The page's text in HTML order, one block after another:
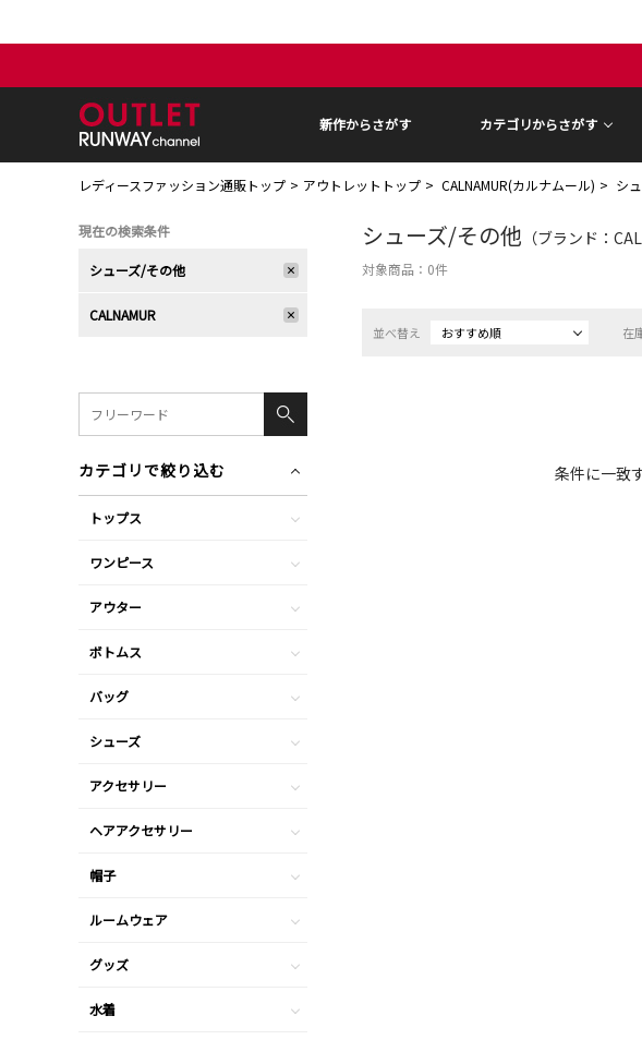
新作からさがす カテゴリからさがす
レディースファッション通販トップ アウトレットトップ CALNAMUR(カルナムール) シ
シューズ/その他 （ブランド：
対象商品： 0件
並べ替え おすすめ順 在
条件に一致
現在の検索条件
シューズ/その他
CALNAMUR
カテゴリで絞り込む
トップス
ワンピース
アウター
ボトムス
バッグ
シューズ
アクセサリー
ヘアアクセサリー
帽子
ルームウェア
グッズ
水着